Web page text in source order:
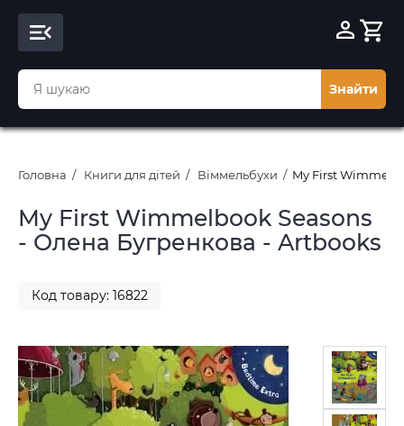
Знайти
Головна Книги для дітей Віммельбухи My First
My First Wimmelbook Seasons
- Олена Бугренкова - Artbooks
Код товару: 16822